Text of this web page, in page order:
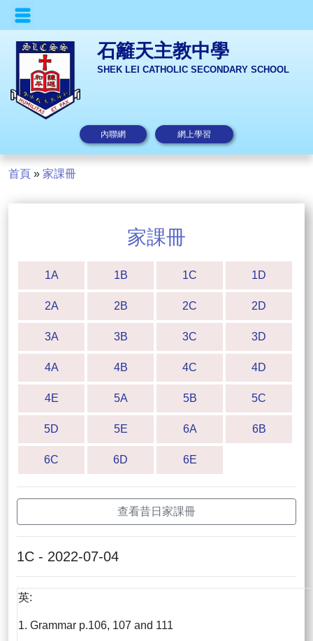
石籬天主教中學
SHEK LEI CATHOLIC SECONDARY SCHOOL
內聯網 網上學習
首頁 » 家課冊
家課冊
1A 1B 1C 1D
2A 2B 2C 2D
3A 3B 3C 3D
4A 4B 4C 4D
4E 5A 5B 5C
5D 5E 6A 6B
6C 6D 6E
查看昔日家課冊
1C - 2022-07-04
英:
1. Grammar p.106, 107 and 111